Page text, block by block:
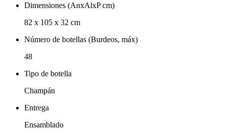
Dimensiones (AnxAlxP cm)
82 x 105 x 32 cm
Número de botellas (Burdeos, máx)
48
Tipo de botella
Champán
Entrega
Ensamblado